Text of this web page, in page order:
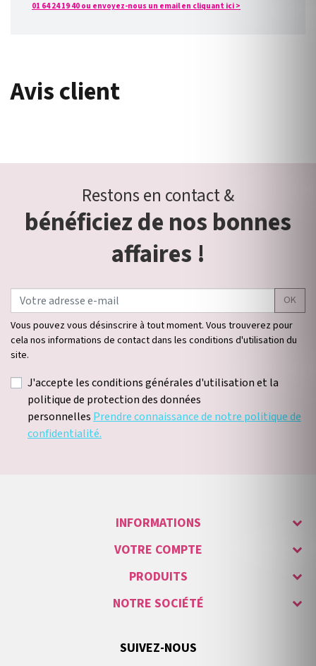
01 64 24 19 40 ou envoyez-nous un email en cliquant ici >
Avis client
Restons en contact &
bénéficiez de nos bonnes
affaires !
OK
Vous pouvez vous désinscrire à tout moment. Vous trouverez pour
cela nos informations de contact dans les conditions d'utilisation du
site.
J'accepte les conditions générales d'utilisation et la
politique de protection des données
personnelles Prendre connaissance de notre politique de
confidentialité.
INFORMATIONS
VOTRE COMPTE
PRODUITS
NOTRE SOCIÉTÉ
SUIVEZ-NOUS